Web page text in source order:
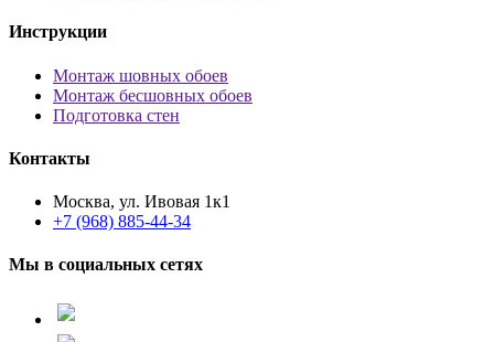
Инструкции
Монтаж шовных обоев
Монтаж бесшовных обоев
Подготовка стен
Контакты
Москва, ул. Ивовая 1к1
+7 (968) 885-44-34
Мы в социальных сетях